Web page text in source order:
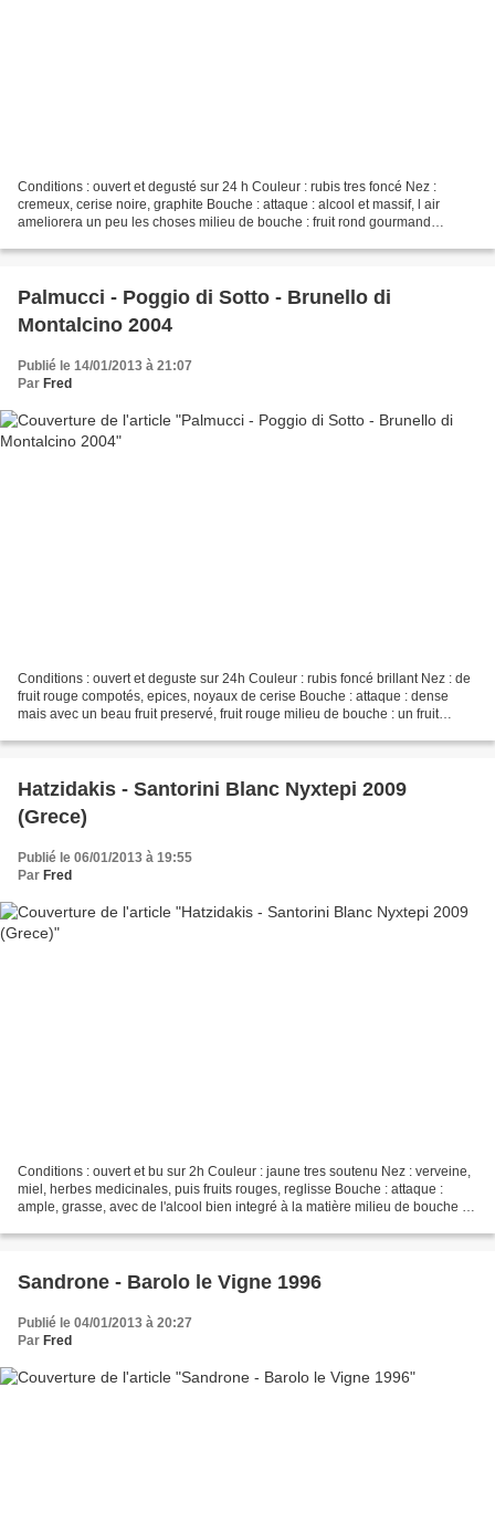
Conditions : ouvert et degusté sur 24 h Couleur : rubis tres foncé Nez :
cremeux, cerise noire, graphite Bouche : attaque : alcool et massif, l air
ameliorera un peu les choses milieu de bouche : fruit rond gourmand
Palmucci - Poggio di Sotto - Brunello di
Montalcino 2004
Publié le 14/01/2013 à 21:07
Par Fred
Conditions : ouvert et deguste sur 24h Couleur : rubis foncé brillant Nez : de
fruit rouge compotés, epices, noyaux de cerise Bouche : attaque : dense
mais avec un beau fruit preservé, fruit rouge milieu de bouche : un fruit
Hatzidakis - Santorini Blanc Nyxtepi 2009
(Grece)
Publié le 06/01/2013 à 19:55
Par Fred
Conditions : ouvert et bu sur 2h Couleur : jaune tres soutenu Nez : verveine,
miel, herbes medicinales, puis fruits rouges, reglisse Bouche : attaque :
ample, grasse, avec de l'alcool bien integré à la matière milieu de bouche :
Sandrone - Barolo le Vigne 1996
Publié le 04/01/2013 à 20:27
Par Fred